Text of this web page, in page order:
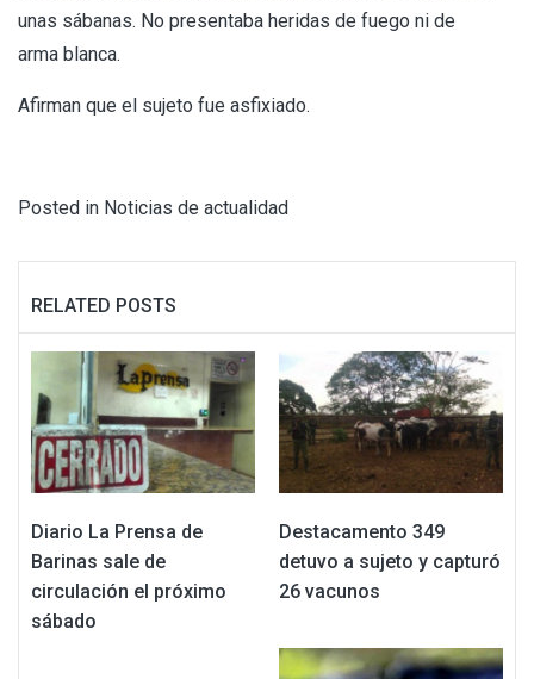
unas sábanas. No presentaba heridas de fuego ni de
arma blanca.
Afirman que el sujeto fue asfixiado.
Posted in Noticias de actualidad
RELATED POSTS
Diario La Prensa de
Barinas sale de
circulación el próximo
sábado
Destacamento 349
detuvo a sujeto y capturó
26 vacunos